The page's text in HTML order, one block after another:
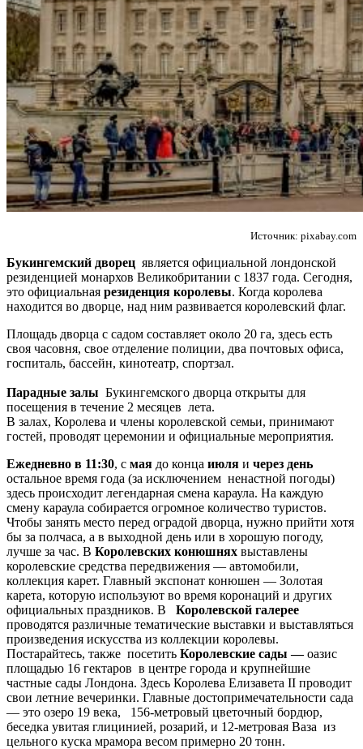
Не любите все ускладнювати?
Тоді підписуйтеся та дивуйтеся,
наскільки легко працювати
Ваше ім'я
Так, будь ласка, повідомляйте мене про новини, події та
пропозиції *
Підписуючись на розсилку, ви погоджуєтесь зПравилами
використання файлів cookie і передачу своїх персональних
даних*
Дізнатися більше!
Источник: pixabay.com
Букингемский дворец является официальной лондонской
резиденцией монархов Великобритании с 1837 года. Сегодня,
это официальная резиденция королевы. Когда королева
находится во дворце, над ним развивается королевский флаг.
Площадь дворца с садом составляет около 20 га, здесь есть
своя часовня, свое отделение полиции, два почтовых офиса,
госпиталь, бассейн, кинотеатр, спортзал.
Парадные залы Букингемского дворца открыты для
посещения в течение 2 месяцев лета.
В залах, Королева и члены королевской семьи, принимают
гостей, проводят церемонии и официальные мероприятия.
Ежедневно в 11:30, с мая до конца июля и через день
остальное время года (за исключением ненастной погоды)
здесь происходит легендарная смена караула. На каждую
смену караула собирается огромное количество туристов.
Чтобы занять место перед оградой дворца, нужно прийти хотя
бы за полчаса, а в выходной день или в хорошую погоду,
лучше за час. В Королевских конюшнях выставлены
королевские средства передвижения — автомобили,
коллекция карет. Главный экспонат конюшен — Золотая
карета, которую используют во время коронаций и других
официальных праздников. В Королевской галерее
проводятся различные тематические выставки и выставляться
произведения искусства из коллекции королевы.
Постарайтесь, также посетить Королевские сады —оазис
площадью 16 гектаров в центре города и крупнейшие
частные сады Лондона. Здесь Королева Елизавета II проводит
свои летние вечеринки. Главные достопримечательности сада
— это озеро 19 века, 156-метровый цветочный бордюр,
беседка увитая глицинией, розарий, и 12-метровая Ваза из
цельного куска мрамора весом примерно 20 тонн.